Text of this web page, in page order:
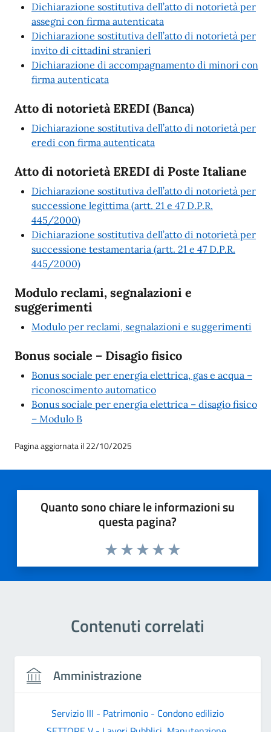
Dichiarazione sostitutiva dell’atto di notorietà per
assegni con firma autenticata
Dichiarazione sostitutiva dell’atto di notorietà per
invito di cittadini stranieri
Dichiarazione di accompagnamento di minori con
firma autenticata
Atto di notorietà EREDI (Banca)
Dichiarazione sostitutiva dell’atto di notorietà per
eredi con firma autenticata
Atto di notorietà EREDI di Poste Italiane
Dichiarazione sostitutiva dell’atto di notorietà per
successione legittima (artt. 21 e 47 D.P.R.
445/2000)
Dichiarazione sostitutiva dell’atto di notorietà per
successione testamentaria (artt. 21 e 47 D.P.R.
445/2000)
Modulo reclami, segnalazioni e
suggerimenti
Modulo per reclami, segnalazioni e suggerimenti
Bonus sociale – Disagio fisico
Bonus sociale per energia elettrica, gas e acqua –
riconoscimento automatico
Bonus sociale per energia elettrica – disagio fisico
– Modulo B
Pagina aggiornata il 22/10/2025
Quanto sono chiare le informazioni su
questa pagina?
Valuta 5 stelle su 5
Valuta 4 stelle su 5
Valuta 3 stelle su 5
Valuta 2 stelle su 5
Valuta 1 stelle su 5
Contenuti correlati
Amministrazione
Servizio III - Patrimonio - Condono edilizio